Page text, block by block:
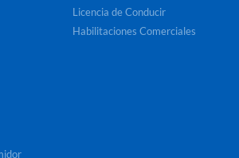
Licencia de Conducir
Habilitaciones Comerciales